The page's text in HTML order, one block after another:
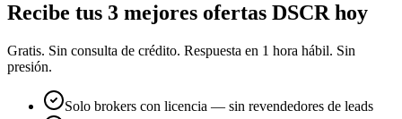
Recibe tus 3 mejores ofertas DSCR hoy
Gratis. Sin consulta de crédito. Respuesta en 1 hora hábil. Sin
presión.
Solo brokers con licencia — sin revendedores de leads